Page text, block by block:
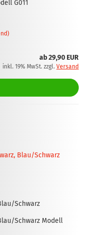
G011
ab 29,90 EUR
inkl. 19% MwSt. zzgl. Versand
Schwarz
Schwarz Mo­dell